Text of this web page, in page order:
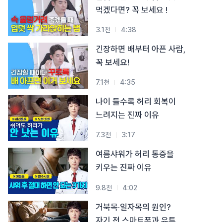
#목디스크 #추나요법
#목디스크 #추나요법
#목디스크 #추나요법
#목디스크 #추나요법
#목디스크 #추나요법
#목디스크 #추나요법
#목디스크 #추나요법
먹겠다면? 꼭 보세요 !
3.1천 4:38
긴장하면 배부터 아픈 사람,
꼭 보세요!
7.1천 4:35
나이 들수록 허리 회복이
느려지는 진짜 이유
7.3천 3:17
여름샤워가 허리 통증을
키우는 진짜 이유
9.8천 4:02
거북목·일자목의 원인?